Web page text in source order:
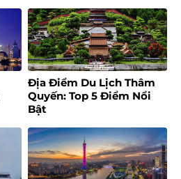
Địa Điểm Du Lịch Thâm
Quyến: Top 5 Điểm Nổi
Bật